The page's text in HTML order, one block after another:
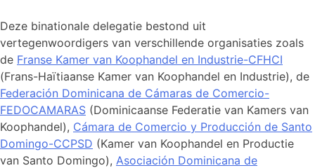
Deze binationale delegatie bestond uit
vertegenwoordigers van verschillende organisaties zoals
de Franse Kamer van Koophandel en Industrie-CFHCI
(Frans-Haïtiaanse Kamer van Koophandel en Industrie), de
Federación Dominicana de Cámaras de Comercio-
FEDOCAMARAS (Dominicaanse Federatie van Kamers van
Koophandel), Cámara de Comercio y Producción de Santo
Domingo-CCPSD (Kamer van Koophandel en Productie
van Santo Domingo), Asociación Dominicana de